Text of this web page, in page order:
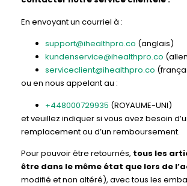
En envoyant un courriel à :
support@ihealthpro.co (anglais)
kundenservice@ihealthpro.co
serviceclient@ihealthpro.co
ou en nous appelant au :
+448000729935 (ROYAUME-UNI)
et veuillez indiquer si vous avez besoin
remplacement ou d’un remboursement.
Pour pouvoir être retournés, tous les
être dans le même état que lors de
modifié et non altéré), avec tous les